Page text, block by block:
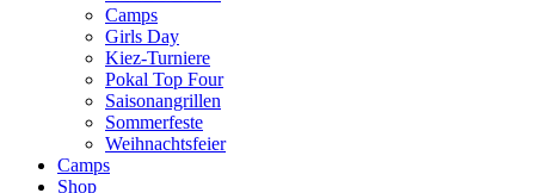
Camps
Girls Day
Kiez-Turniere
Pokal Top Four
Saisonangrillen
Sommerfeste
Weihnachtsfeier
Camps
Shop